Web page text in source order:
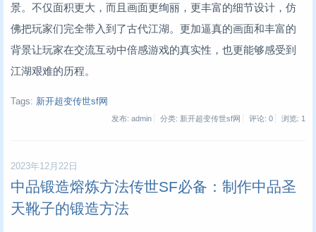
景。不仅面积更大，而且画面更绚丽，更丰富的细节设计，仿
佛把玩家们完全带入到了古代江湖。更加逼真的画面和丰富的
背景让玩家在交流互动中倍感游戏的真实性，也更能够感受到
江湖艰难的历程。
Tags: 新开超变传世sf网
发布: admin 分类: 新开超变传世sf网 评论: 0 浏览: 1
2023年12月22日
中品锻造熔炼方法传世SF必备：制作中品圣
天靴子的锻造方法